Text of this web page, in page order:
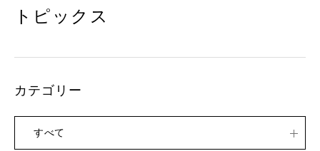
トピックス
カテゴリー
すべて